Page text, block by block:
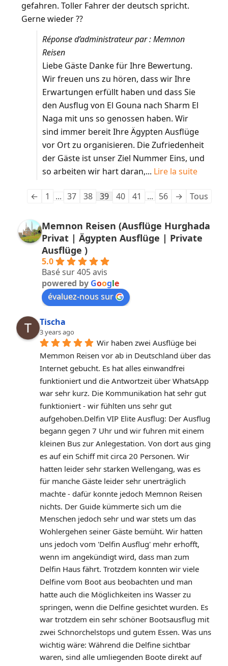
gefahren. Toller Fahrer der deutsch spricht.
Gerne wieder ??
Réponse d’administrateur par : Memnon
Reisen
Liebe Gäste Danke für Ihre Bewertung.
Wir freuen uns zu hören, dass wir Ihre
Erwartungen erfüllt haben und dass Sie
den Ausflug von El Gouna nach Sharm El
Naga mit uns so genossen haben. Wir
sind immer bereit Ihre Ägypten Ausflüge
vor Ort zu organisieren. Die Zufriedenheit
der Gäste ist unser Ziel Nummer Eins, und
so arbeiten wir hart daran,... Lire la suite
← 1 ... 37 38 39 40 41 ... 56 → Tous
Memnon Reisen (Ausflüge Hurghada
Privat | Ägypten Ausflüge | Private
Ausflüge )
5.0
Basé sur 405 avis
powered by Google
évaluez-nous sur
Tischa
3 years ago
Wir haben zwei Ausflüge bei
Memmon Reisen vor ab in Deutschland über das
Internet gebucht. Es hat alles einwandfrei
funktioniert und die Antwortzeit über WhatsApp
war sehr kurz. Die Kommunikation hat sehr gut
funktioniert - wir fühlten uns sehr gut
aufgehoben.Delfin VIP Elite Ausflug: Der Ausflug
begann gegen 7 Uhr und wir fuhren mit einem
kleinen Bus zur Anlegestation. Von dort aus ging
es auf ein Schiff mit circa 20 Personen. Wir
hatten leider sehr starken Wellengang, was es
für manche Gäste leider sehr unerträglich
machte - dafür konnte jedoch Memnon Reisen
nichts. Der Guide kümmerte sich um die
Menschen jedoch sehr und war stets um das
Wohlergehen seiner Gäste bemüht. Wir hatten
uns jedoch vom 'Delfin Ausflug' mehr erhofft,
wenn im angekündigt wird, dass man zum
Delfin Haus fährt. Trotzdem konnten wir viele
Delfine vom Boot aus beobachten und man
hatte auch die Möglichkeiten ins Wasser zu
springen, wenn die Delfine gesichtet wurden. Es
war trotzdem ein sehr schöner Bootsausflug mit
zwei Schnorchelstops und gutem Essen. Was uns
wichtig wäre: Während die Delfine sichtbar
waren, sind alle umliegenden Boote direkt auf